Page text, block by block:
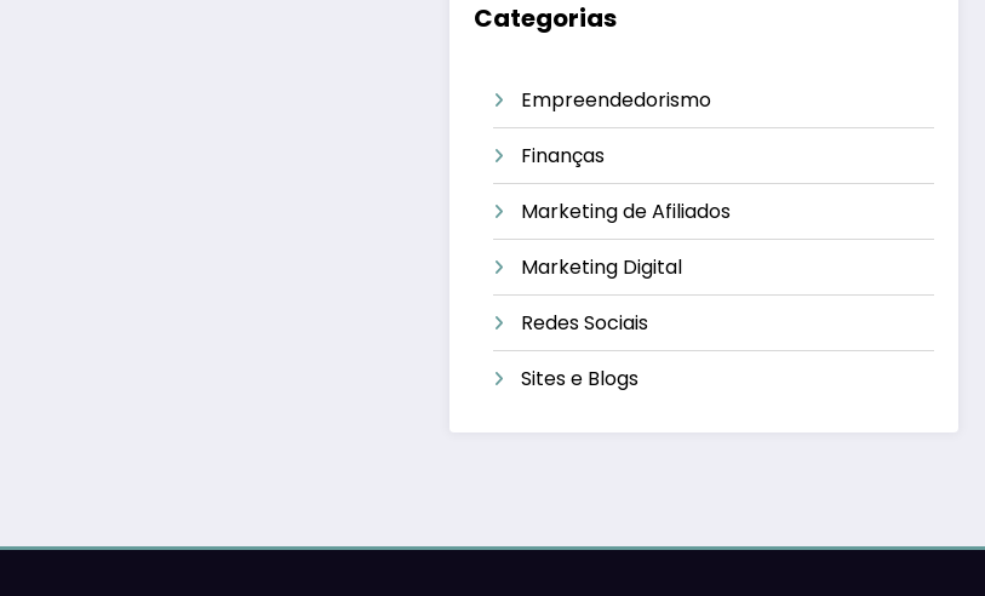
Categorias
Empreendedorismo
Finanças
Marketing de Afiliados
Marketing Digital
Redes Sociais
Sites e Blogs